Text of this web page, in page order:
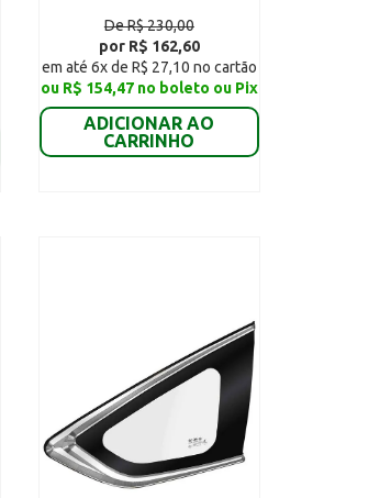
De R$ 230,00
por R$ 162,60
em até 6x de R$ 27,10 no cartão
ou R$ 154,47 no boleto ou Pix
ADICIONAR AO
CARRINHO